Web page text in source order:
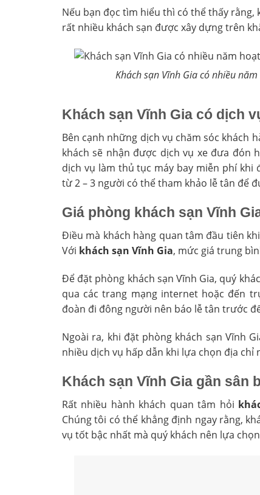
Nếu bạn đọc tìm hiểu thì có thể thấy rằng,
rất nhiều khách sạn được xây dựng trên
Khách sạn Vĩnh Gia có nhiều
Khách sạn Vĩnh Gia có dịch
Bên cạnh những dịch vụ chăm sóc khách
khách sẽ nhận được dịch vụ xe đưa đón
dịch vụ làm thủ tục máy bay miễn phí
từ 2 – 3 người có thể tham khảo lễ tân để
Giá phòng khách sạn Vĩnh
Điều mà khách hàng quan tâm đầu tiên
Với khách sạn Vĩnh Gia, mức giá trung
Để đặt phòng khách sạn Vĩnh Gia, quý
qua các trang mạng internet hoặc đến
đoàn đi đông người nên báo lễ tân trước
Ngoài ra, khi đặt phòng khách sạn Vĩnh
nhiều dịch vụ hấp dẫn khi lựa chọn địa chỉ
Khách sạn Vĩnh Gia gần sân
Rất nhiều hành khách quan tâm hỏi
Chúng tôi có thể khẳng định ngay rằng,
vụ tốt bậc nhất mà quý khách nên lựa